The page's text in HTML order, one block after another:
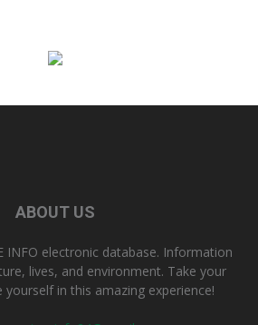
ABOUT US
INFO electronic database. Information
lives, and environment. Take your
in this amazing experience!